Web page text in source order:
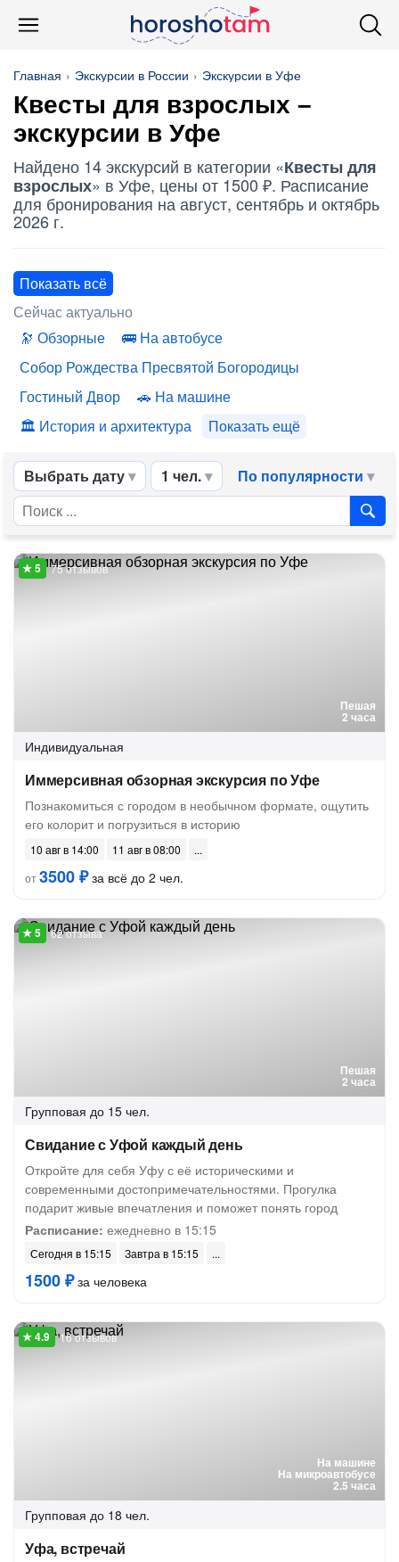
Главная Экскурсии в России Экскурсии в Уфе
Квесты для взрослых –
экскурсии в Уфе
Найдено 14 экскурсий в категории «Квесты для
взрослых» в Уфе, цены от 1500 ₽. Расписание
для бронирования на август, сентябрь и октябрь
2026 г.
Показать всё
Сейчас актуально
Обзорные
На автобусе
Собор Рождества Пресвятой Богородицы
Гостиный Двор
На машине
История и архитектура
Показать ещё
Выбрать дату 1 чел. По популярности
Пешая
2 часа
75 отзывов
Индивидуальная
Иммерсивная обзорная экскурсия по Уфе
Познакомиться с городом в необычном формате, ощутить
его колорит и погрузиться в историю
10 авг в 14:00
11 авг в 08:00
от3500 ₽за всё до 2 чел.
Пешая
2 часа
62 отзыва
Групповая до 15 чел.
Свидание с Уфой каждый день
Откройте для себя Уфу с её историческими и
современными достопримечательностями. Прогулка
подарит живые впечатления и поможет понять город
Расписание: ежедневно в 15:15
Сегодня в 15:15 Завтра в 15:15
1500 ₽за человека
На машине
На микроавтобусе
2.5 часа
16 отзывов
Групповая до 18 чел.
Уфа, встречай